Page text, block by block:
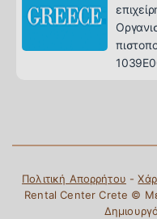
Πολιτική Απορρήτου -
Rental Center Crete © Με